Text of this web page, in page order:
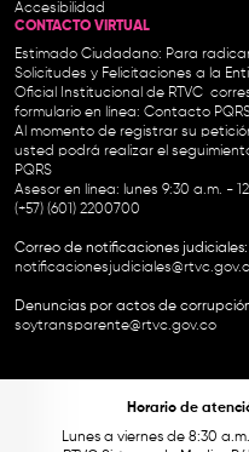
Accesibilidad
CONTACTO VIRTUAL
Estimado Ciudadano: Para
Solicitudes y Felicitaciones a la
Oficial Institucional de RTVC
formulario en línea: Contacto
Al momento de registrar su
usted podrá realizar el
PQRS
Asesor en línea: lunes 9:30 a.m. -
(+57) (601) 2200700
Correo de notificaciones judiciales:
Denuncias por actos de
soytransparente@rtvc.gov.co
Horario de
Lunes a viernes de 8:30